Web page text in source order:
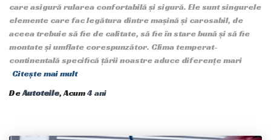
care asigură rularea confortabilă și sigură. Ele sunt singurele
elemente care fac legătura dintre mașină și carosabil, de
aceea trebuie să fie de calitate, să fie în stare bună și să fie
montate și umflate corespunzător. Clima temperat-
continentală specifică țării noastre aduce diferențe mari
Citește mai mult
DeAutoteile, Acum4 ani